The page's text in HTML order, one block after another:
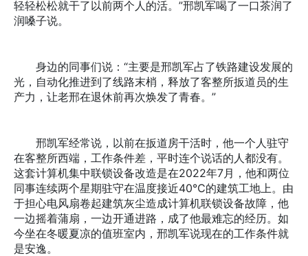
轻轻松松就干了以前两个人的活。”邢凯军喝了一口茶润了
润嗓子说。
身边的同事们说：“主要是邢凯军占了铁路建设发展的
光，自动化推进到了线路末梢，释放了客整所扳道员的生
产力，让老邢在退休前再次焕发了青春。”
邢凯军经常说，以前在扳道房干活时，他一个人驻守
在客整所西端，工作条件差，平时连个说话的人都没有。
这套计算机集中联锁设备改造是在2022年7月，他和两位
同事连续两个星期驻守在温度接近40℃的建筑工地上。由
于担心电风扇卷起建筑灰尘造成计算机联锁设备故障，他
一边摇着蒲扇，一边开通进路，成了他最难忘的经历。如
今坐在冬暖夏凉的值班室内，邢凯军说现在的工作条件就
是安逸。